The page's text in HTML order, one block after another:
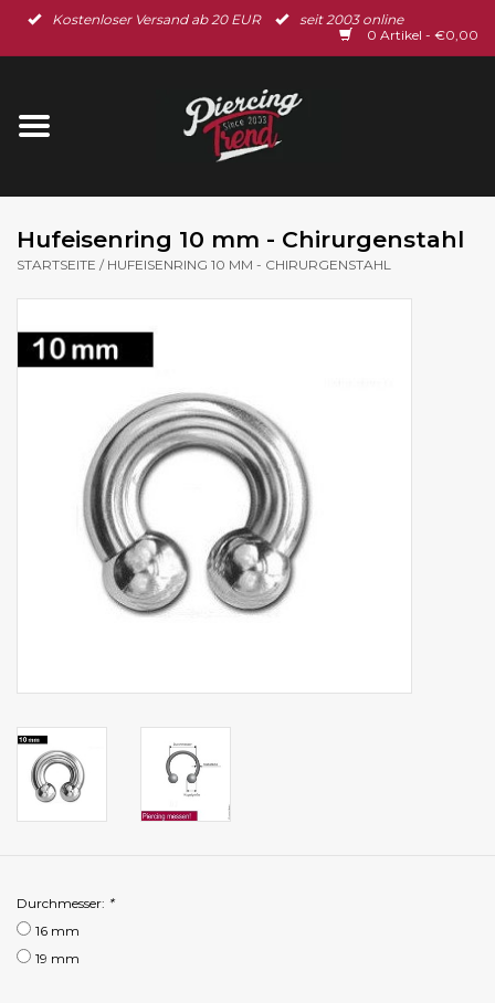
Kostenloser Versand ab 20 EUR
seit 2003 online
0 Artikel - €0,00
Startseite
Ohrschmuck
Gutscheine
Hufeisenring 10 mm - Chirurgenstahl
STARTSEITE / HUFEISENRING 10 MM - CHIRURGENSTAHL
Durchmesser: *
16 mm
19 mm